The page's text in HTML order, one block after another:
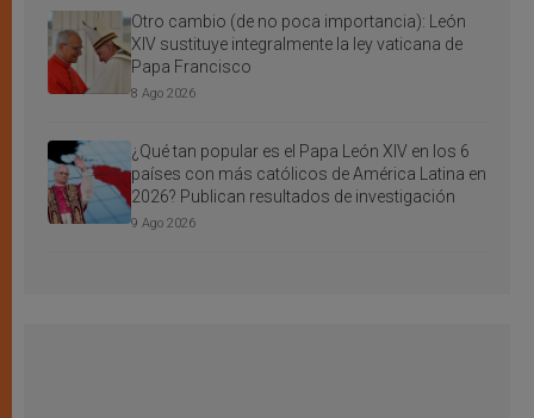
Otro cambio (de no poca importancia): León
XIV sustituye integralmente la ley vaticana de
Papa Francisco
8 Ago 2026
¿Qué tan popular es el Papa León XIV en los 6
países con más católicos de América Latina en
2026? Publican resultados de investigación
9 Ago 2026